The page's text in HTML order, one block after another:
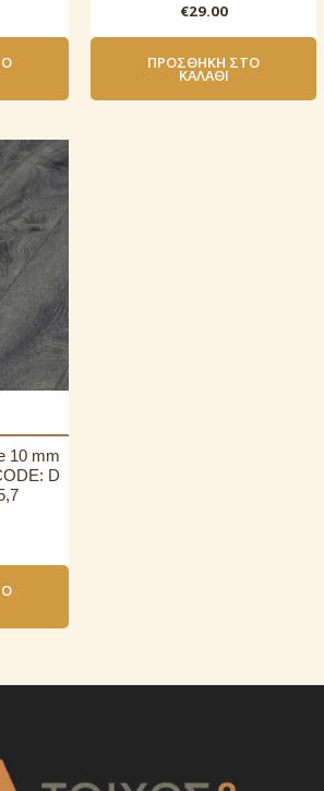
€29.00
ΠΡΟΣΘΉΚΗ ΣΤΟ
ΚΑΛΆΘΙ
10 mm
D